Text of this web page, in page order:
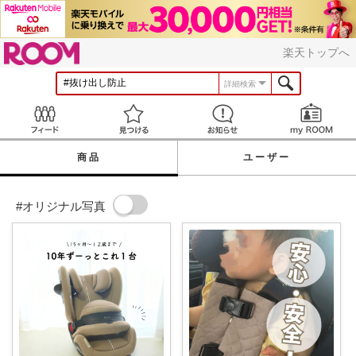
楽天トップへ
詳細検索
見つける お知らせ
商品 ユーザー
#オリジナル写真